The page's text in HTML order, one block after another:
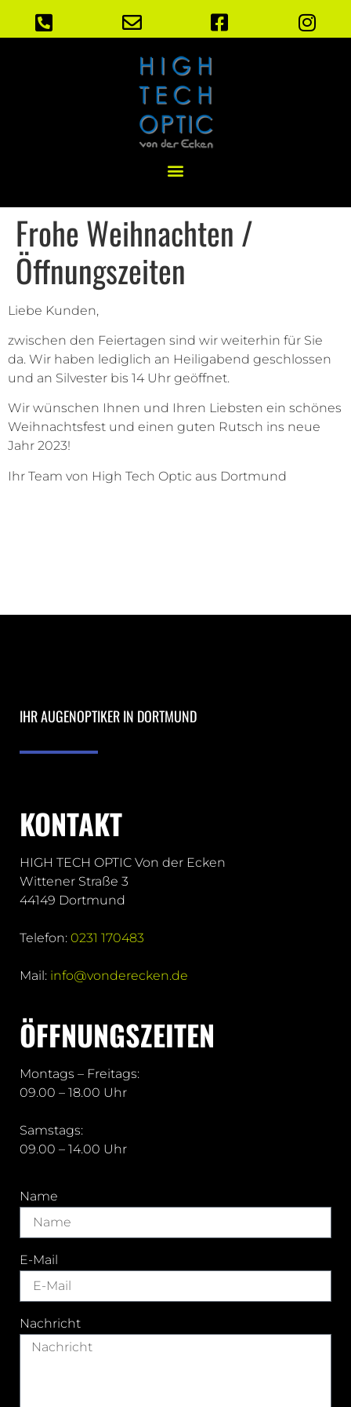
Frohe Weihnachten /
Öffnungszeiten
Liebe Kunden,
zwischen den Feiertagen sind wir weiterhin für Sie
da. Wir haben lediglich an Heiligabend geschlossen
und an Silvester bis 14 Uhr geöffnet.
Wir wünschen Ihnen und Ihren Liebsten ein schönes
Weihnachtsfest und einen guten Rutsch ins neue
Jahr 2023!
Ihr Team von High Tech Optic aus Dortmund
IHR AUGENOPTIKER IN DORTMUND
KONTAKT
HIGH TECH OPTIC Von der Ecken
Wittener Straße 3
44149 Dortmund
Telefon: 0231 170483
Mail: info@vonderecken.de
ÖFFNUNGSZEITEN
Montags – Freitags:
09.00 – 18.00 Uhr
Samstags:
09.00 – 14.00 Uhr
Name
E-Mail
Nachricht